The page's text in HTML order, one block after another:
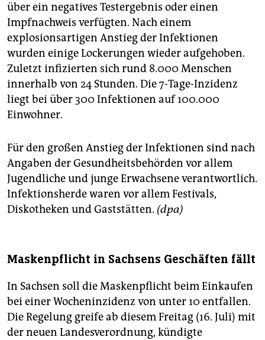
über ein negatives Testergebnis oder einen
Impfnachweis verfügten. Nach einem
explosionsartigen Anstieg der Infektionen
wurden einige Lockerungen wieder aufgehoben.
Zuletzt infizierten sich rund 8.000 Menschen
innerhalb von 24 Stunden. Die 7-Tage-Inzidenz
liegt bei über 300 Infektionen auf 100.000
Einwohner.
Für den großen Anstieg der Infektionen sind nach
Angaben der Gesundheitsbehörden vor allem
Jugendliche und junge Erwachsene verantwortlich.
Infektionsherde waren vor allem Festivals,
Diskotheken und Gaststätten. (dpa)
Maskenpflicht in Sachsens Geschäften fällt
In Sachsen soll die Maskenpflicht beim Einkaufen
bei einer Wocheninzidenz von unter 10 entfallen.
Die Regelung greife ab diesem Freitag (16. Juli) mit
der neuen Landesverordnung, kündigte